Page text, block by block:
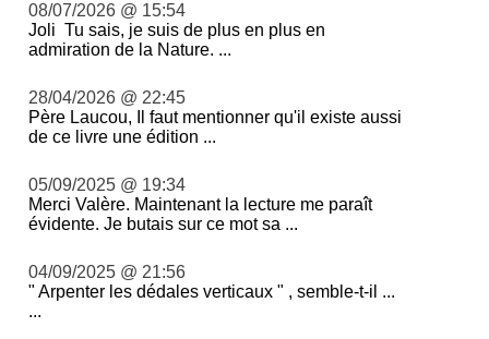
08/07/2026 @ 15:54
Joli Tu sais, je suis de plus en plus en
admiration de la Nature. ...
28/04/2026 @ 22:45
Père Laucou, Il faut mentionner qu'il existe aussi
de ce livre une édition ...
05/09/2025 @ 19:34
Merci Valère. Maintenant la lecture me paraît
évidente. Je butais sur ce mot sa ...
04/09/2025 @ 21:56
" Arpenter les dédales verticaux " , semble-t-il ...
...